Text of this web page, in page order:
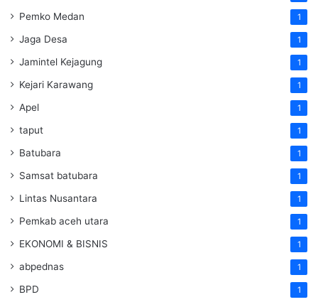
Pemko Medan 1
Jaga Desa 1
Jamintel Kejagung 1
Kejari Karawang 1
Apel 1
taput 1
Batubara 1
Samsat batubara 1
Lintas Nusantara 1
Pemkab aceh utara 1
EKONOMI & BISNIS 1
abpednas 1
BPD 1